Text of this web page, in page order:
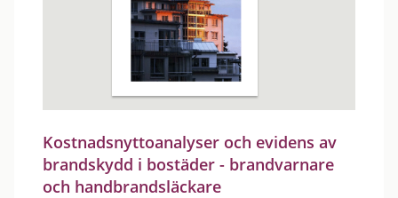
Kostnadsnyttoanalyser och evidens av
brandskydd i bostäder - brandvarnare
och handbrandsläckare